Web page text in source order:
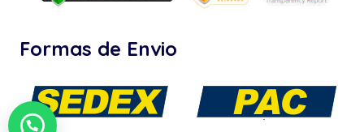
Formas de Envio